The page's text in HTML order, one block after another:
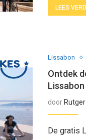
LEES
Lissabon
Ontdek
door Rutger
De gratis